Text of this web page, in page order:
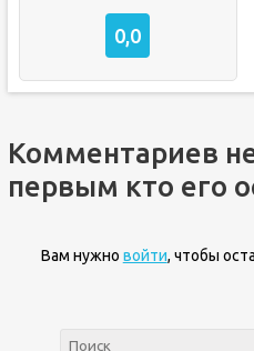
0,0
Комментариев
первым кто его
Вам нужно войти, чтобы